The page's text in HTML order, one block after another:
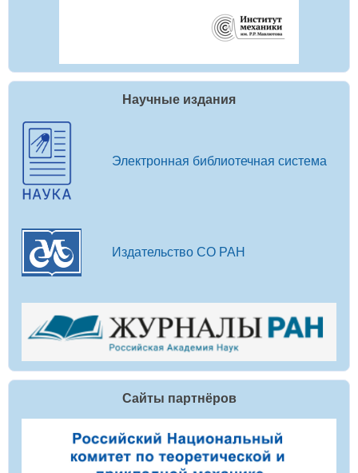
Научные издания
Электронная библиотечная система
Издательство СО РАН
Сайты партнёров